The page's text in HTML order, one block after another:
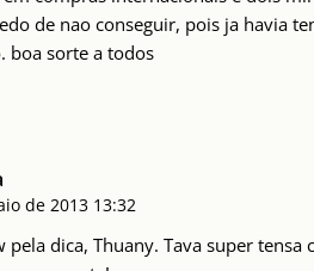
de nao conseguir, pois ja havia
boa sorte a todos
de 2013 13:32
pela dica, Thuany. Tava super